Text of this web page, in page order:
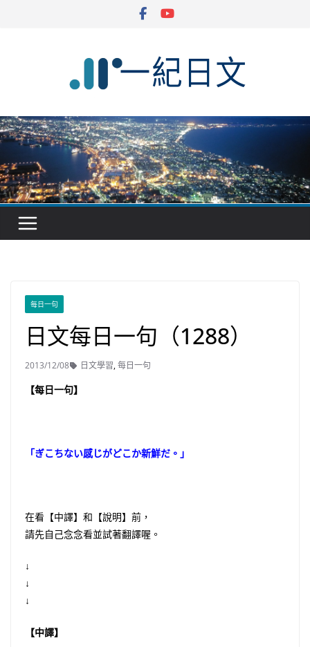
每日一句
日文每日一句（1288）
2013/12/08 日文學習,每日一句
【每日一句】
「ぎこちない感じがどこか新鮮だ。」
在看【中譯】和【說明】前，
請先自己念念看並試著翻譯喔。
↓
↓
↓
【中譯】